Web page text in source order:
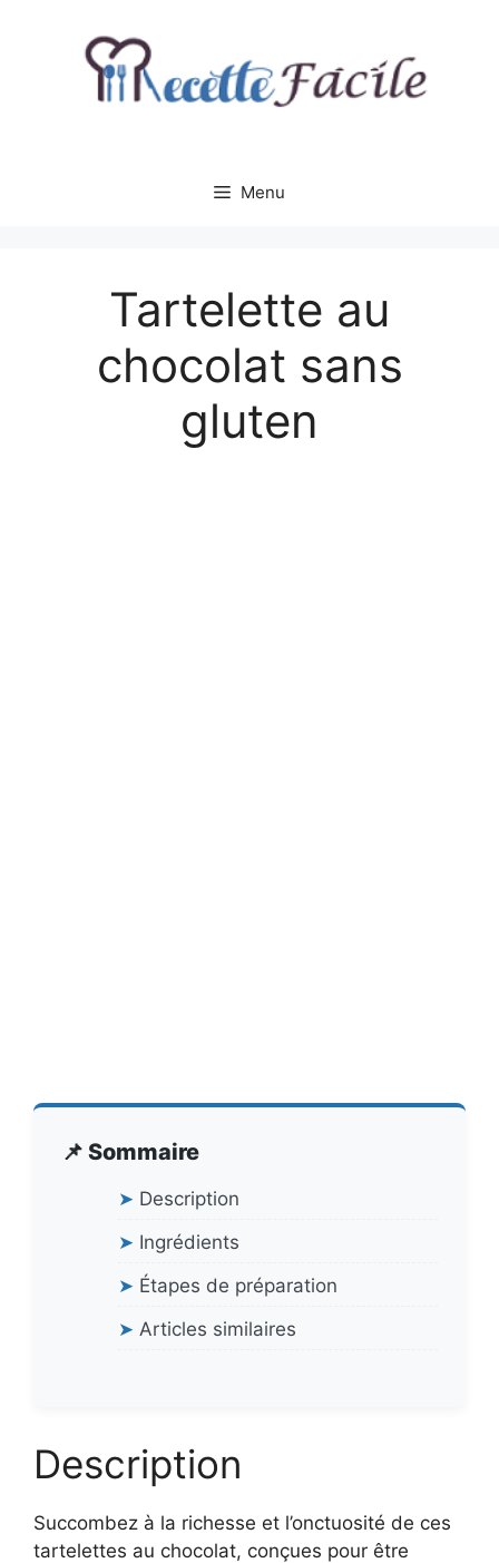
Menu
Tartelette au
chocolat sans
gluten
📌 Sommaire
➤ Description
➤ Ingrédients
➤ Étapes de préparation
➤ Articles similaires
Description
Succombez à la richesse et l’onctuosité de ces
tartelettes au chocolat, conçues pour être